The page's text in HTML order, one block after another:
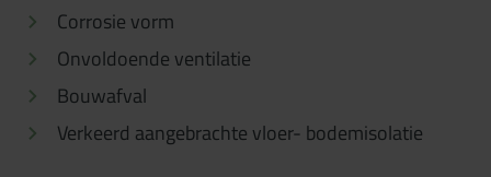
Corrosie vorm
Onvoldoende ventilatie
Bouwafval
Verkeerd aangebrachte vloer- bodemisolatie